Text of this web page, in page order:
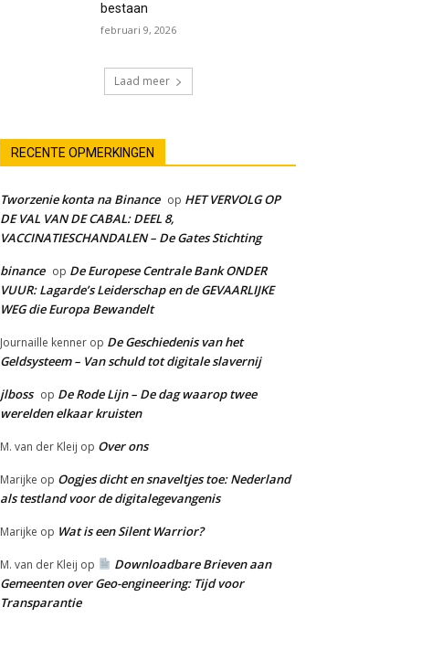
bestaan
februari 9, 2026
Laad meer
RECENTE OPMERKINGEN
Tworzenie konta na Binance op HET VERVOLG OP
DE VAL VAN DE CABAL: DEEL 8,
VACCINATIESCHANDALEN – De Gates Stichting
binance op De Europese Centrale Bank ONDER
VUUR: Lagarde’s Leiderschap en de GEVAARLIJKE
WEG die Europa Bewandelt
Journaille kenner op De Geschiedenis van het
Geldsysteem – Van schuld tot digitale slavernij
jlboss op De Rode Lijn – De dag waarop twee
werelden elkaar kruisten
M. van der Kleij op Over ons
Marijke op Oogjes dicht en snaveltjes toe: Nederland
als testland voor de digitalegevangenis
Marijke op Wat is een Silent Warrior?
M. van der Kleij op
Downloadbare Brieven aan
Gemeenten over Geo-engineering: Tijd voor
Transparantie